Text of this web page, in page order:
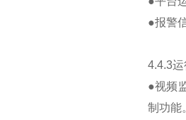
●报警
4.4.3运
●视频
制功能